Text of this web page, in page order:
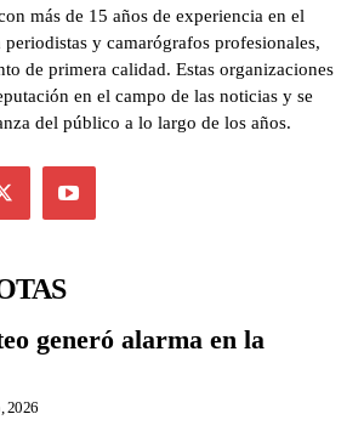
más de 15 años de experiencia en el
y camarógrafos profesionales,
de primera calidad. Estas organizaciones
en el campo de las noticias y se
del público a lo largo de los años.
generó alarma en la
2026